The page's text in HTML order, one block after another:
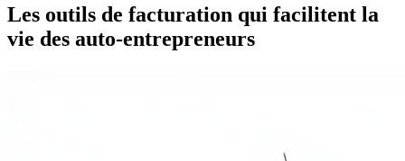
Les outils de facturation qui facilitent la
vie des auto-entrepreneurs